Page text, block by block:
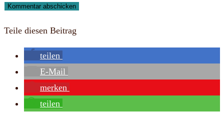
Kommentieren
zum
ein
ein
Teile diesen Beitrag
teilen
E-Mail
merken
teilen